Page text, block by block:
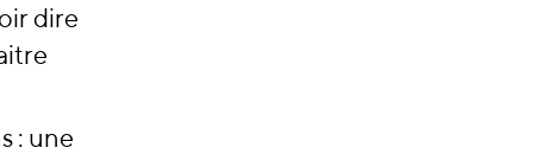
dire
: une